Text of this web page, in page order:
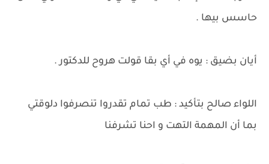
حاسس بيها .
أيان بضيق : يوه في أي بقا قولت هروح للدكتور .
اللواء صالح بتأكيد : طب تمام تقدروا تنصرفوا دلوقتي
بما أن المهمة التهت و احنا تشرفنا